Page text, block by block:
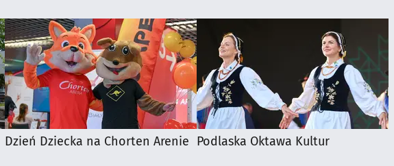
Dzień Dziecka na Chorten Arenie Podlaska Oktawa Kultur